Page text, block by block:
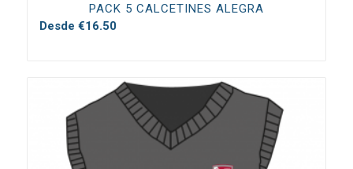
PACK 5 CALCETINES ALEGRA
Desde €16.50